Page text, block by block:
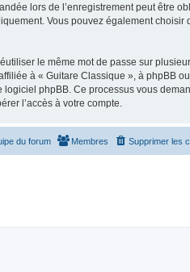
lors de l’enregistrement peut être
Vous pouvez également choisir
le même mot de passe sur
à « Guitare Classique », à phpBB
phpBB. Ce processus vous
l’accès à votre compte.
Supprimer les
Membres
du forum